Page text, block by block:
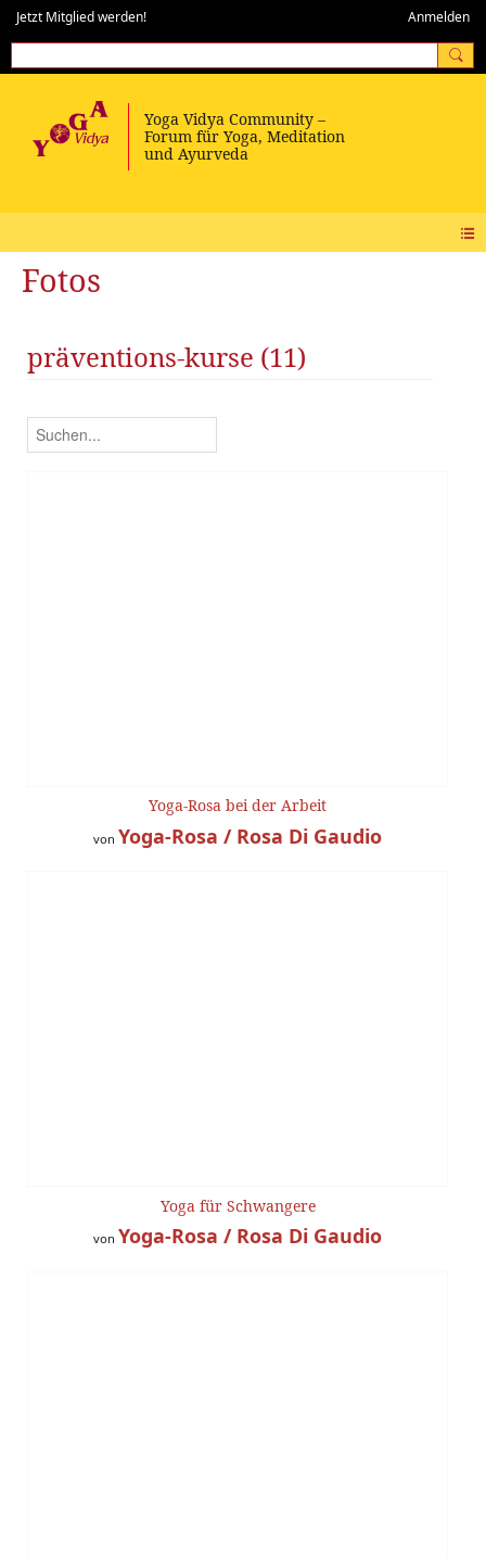
Jetzt Mitglied werden! Anmelden
Fotos
präventions-kurse (11)
Yoga-Rosa bei der Arbeit
von Yoga-Rosa / Rosa Di Gaudio
Yoga für Schwangere
von Yoga-Rosa / Rosa Di Gaudio